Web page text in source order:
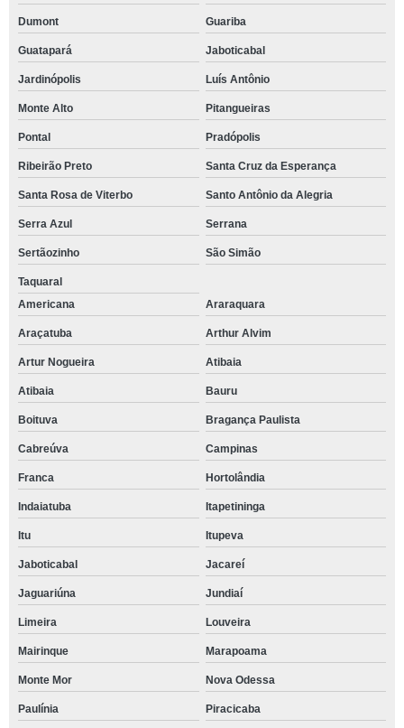
Dumont Guariba
Guatapará Jaboticabal
Jardinópolis Luís Antônio
Monte Alto Pitangueiras
Pontal Pradópolis
Ribeirão Preto Santa Cruz da Esperança
Santa Rosa de Viterbo Santo Antônio da Alegria
Serra Azul Serrana
Sertãozinho São Simão
Taquaral
Americana
Araraquara
Araçatuba Arthur Alvim
Artur Nogueira Atibaia
Atibaia Bauru
Boituva Bragança Paulista
Cabreúva Campinas
Franca Hortolândia
Indaiatuba Itapetininga
Itu Itupeva
Jaboticabal Jacareí
Jaguariúna Jundiaí
Limeira Louveira
Mairinque Marapoama
Monte Mor Nova Odessa
Paulínia Piracicaba